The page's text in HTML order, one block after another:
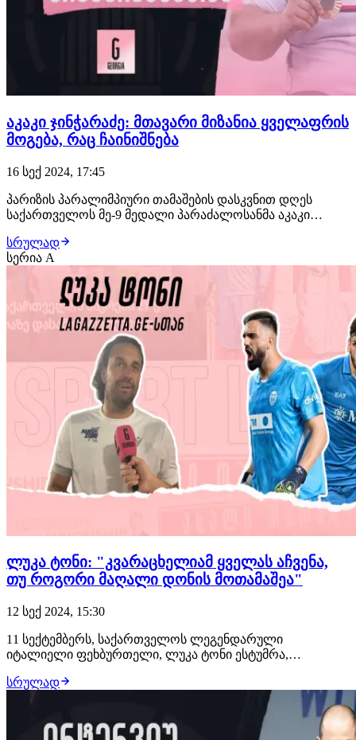
აკაკი ჯინჭარაძე: მთავარი მიზანია ყველაფრის
მოგება, რაც ჩაინიშნება
16 სექ 2024, 17:45
პარიზის პარალიმპიური თამაშების დასკვნით დღეს
საქართველოს მე-9 მედალი პარაძალოსანმა აკაკი
ბრინჯაოს მედალს დაეუფლა. ქართველმა კარიერაში
მესამე ოლიმპიადაზე იასპარეზა. პარაძალოსანი
ევროპის ჩემპიონატის გამარჯვებული და მსოფლიო
სრულად
სერია A
ლუკა ტონი: "კვარაცხელიამ ყველას აჩვენა,
თუ როგორი მაღალი დონის მოთამაშეა"
12 სექ 2024, 15:30
11 სექტემბერს, საქართველოს ლეგენდარული
იტალიელი ფეხბურთელი, ლუკა ტონი ესტუმრა,
მონაწილეობა. ღონისძიების შემდეგ, საშუალება მოგვეცა
ვეტერან ფეხბურთელთან ინტერვიუ ჩაგვეწერა.
LaGazzetta.ge -სთან საუბარში, ლუკა ტონიმ საინტერესო
თემებზე ისაუ…
სრულად